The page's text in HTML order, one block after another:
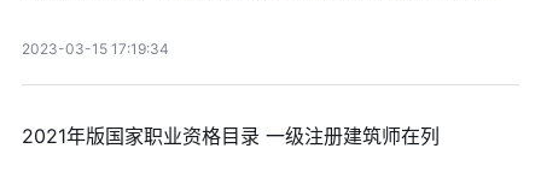
2023-03-15 17:19:34
2021年版国家职业资格目录 一级注册建筑师在列